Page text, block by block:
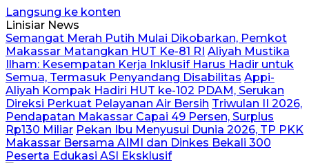
Langsung ke konten
Linisiar News
Semangat Merah Putih Mulai Dikobarkan, Pemkot
Makassar Matangkan HUT Ke-81 RI Aliyah Mustika
Ilham: Kesempatan Kerja Inklusif Harus Hadir untuk
Semua, Termasuk Penyandang Disabilitas Appi-
Aliyah Kompak Hadiri HUT ke-102 PDAM, Serukan
Direksi Perkuat Pelayanan Air Bersih Triwulan II 2026,
Pendapatan Makassar Capai 49 Persen, Surplus
Rp130 Miliar Pekan Ibu Menyusui Dunia 2026, TP PKK
Makassar Bersama AIMI dan Dinkes Bekali 300
Peserta Edukasi ASI Eksklusif